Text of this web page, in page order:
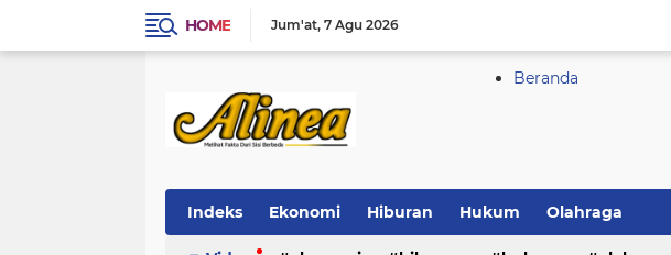
HOME Jum'at 7 Agu 2026
Beranda
Indeks Ekonomi Hiburan Hukum Olahraga